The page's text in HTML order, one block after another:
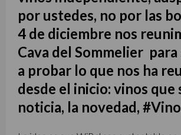
por ustedes, no por las
4 de diciembre nos
Cava del Sommelier
a probar lo que nos ha
desde el inicio: vinos que
noticia, la novedad,